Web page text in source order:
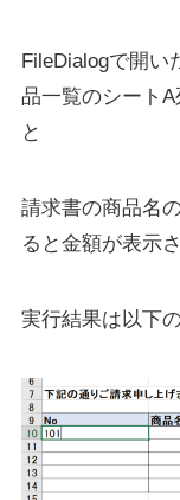
FileDialogで開い
品一覧のシートA
と
請求書の商品名
ると金額が表示
実行結果は以下